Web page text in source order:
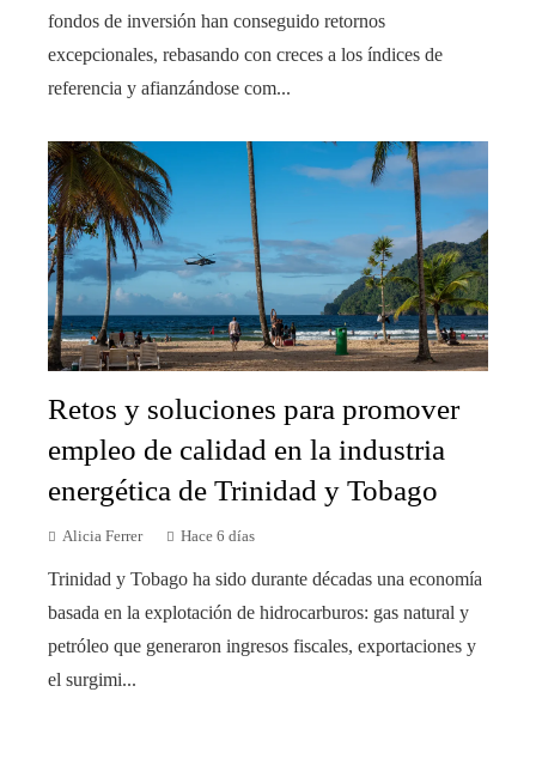
fondos de inversión han conseguido retornos
excepcionales, rebasando con creces a los índices de
referencia y afianzándose com...
Retos y soluciones para promover
empleo de calidad en la industria
energética de Trinidad y Tobago
Alicia Ferrer Hace 6 días
Trinidad y Tobago ha sido durante décadas una economía
basada en la explotación de hidrocarburos: gas natural y
petróleo que generaron ingresos fiscales, exportaciones y
el surgimi...